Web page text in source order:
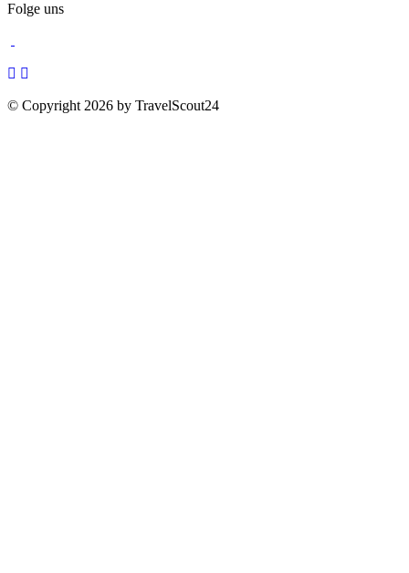
Folge uns
© Copyright 2026 by TravelScout24